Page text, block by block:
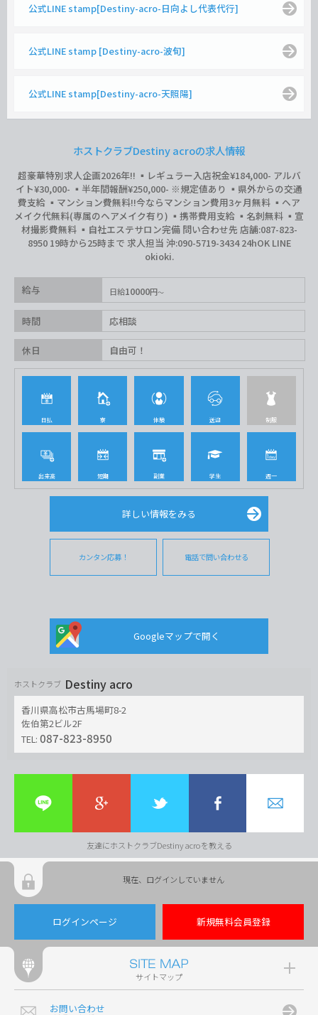
公式LINE stamp[Destiny-acro-日向よし代表代行]
公式LINE stamp [Destiny-acro-波旬]
公式LINE stamp[Destiny-acro-天照陽]
ホストクラブDestiny acroの求人情報
超豪華特別求人企画2026年‼︎ ▪️レギュラー入店祝金¥184,000- アルバ
イト¥30,000- ▪️半年間報酬¥250,000- ※規定値あり ▪️県外からの交通
費支給 ▪️マンション費無料‼︎今ならマンション費用3ヶ月無料 ▪️ヘア
メイク代無料(専属のヘアメイク有り) ▪️携帯費用支給 ▪️名刺無料 ▪️宣
材撮影費無料 ▪️自社エステサロン完備 問い合わせ先 店舗:087-823-
8950 19時から25時まで 求人担当 沖:090-5719-3434 24hOK LINE
okioki.
給与 日給10000円
時間 応相談
休日 自由可！
日払 寮 体験 送迎 制服
出来高 短期 副業 学生 週一
詳しい情報をみる
カンタン応募！ 電話で問い合わせる
Googleマップで開く
ホストクラブ Destiny acro
香川県高松市古馬場町8-2
佐伯第2ビル2F
TEL: 087-823-8950
友達にホストクラブDestiny acroを教える
現在、ログインしていません
ログインページ 新規無料会員登録
サイトマップ
お問い合わせ